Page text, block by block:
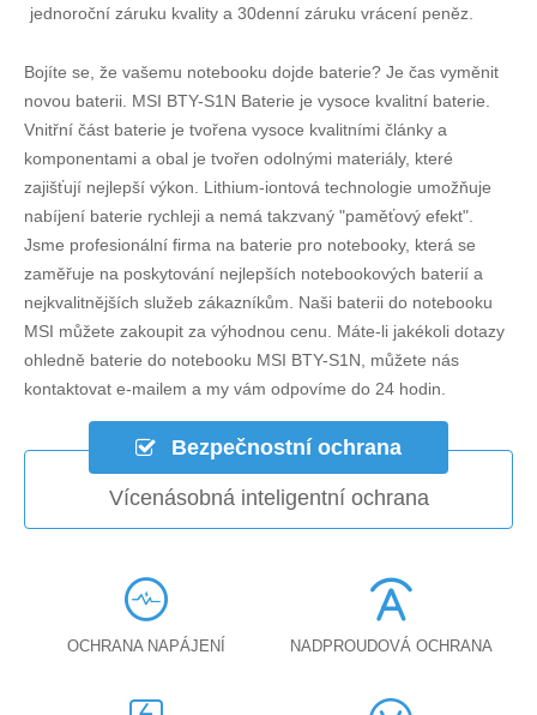
jednoroční záruku kvality a 30denní záruku vrácení peněz.
Bojíte se, že vašemu notebooku dojde baterie? Je čas vyměnit
novou baterii. MSI BTY-S1N Baterie je vysoce kvalitní baterie.
Vnitřní část baterie je tvořena vysoce kvalitními články a
komponentami a obal je tvořen odolnými materiály, které
zajišťují nejlepší výkon. Lithium-iontová technologie umožňuje
nabíjení baterie rychleji a nemá takzvaný "paměťový efekt".
Jsme profesionální firma na baterie pro notebooky, která se
zaměřuje na poskytování nejlepších notebookových baterií a
nejkvalitnějších služeb zákazníkům. Naši baterii do notebooku
MSI můžete zakoupit za výhodnou cenu. Máte-li jakékoli dotazy
ohledně baterie do notebooku MSI BTY-S1N, můžete nás
kontaktovat e-mailem a my vám odpovíme do 24 hodin.
Bezpečnostní ochrana
Vícenásobná inteligentní ochrana
OCHRANA NAPÁJENÍ NADPROUDOVÁ OCHRANA